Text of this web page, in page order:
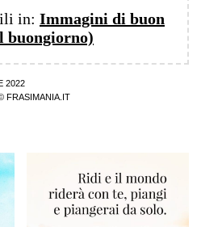
in: Immagini di buon
buongiorno)
2022
FRASIMANIA.IT